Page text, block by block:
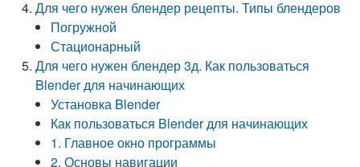
Для чего нужен блендер рецепты. Типы блендеров
Погружной
Стационарный
Для чего нужен блендер 3д. Как пользоваться
Blender для начинающих
Установка Blender
Как пользоваться Blender для начинающих
1. Главное окно программы
2. Основы навигации